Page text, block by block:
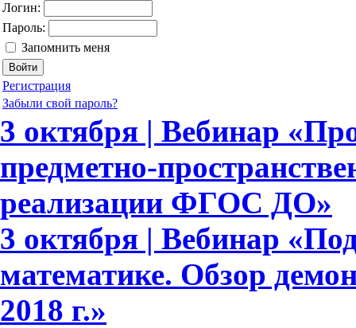
Логин:
Пароль:
Запомнить меня
Регистрация
Забыли свой пароль?
3 октября | Вебинар
предметно-
реализации ФГОС ДО»
3 октября | Вебинар
математике. Обзор
2018 г.»